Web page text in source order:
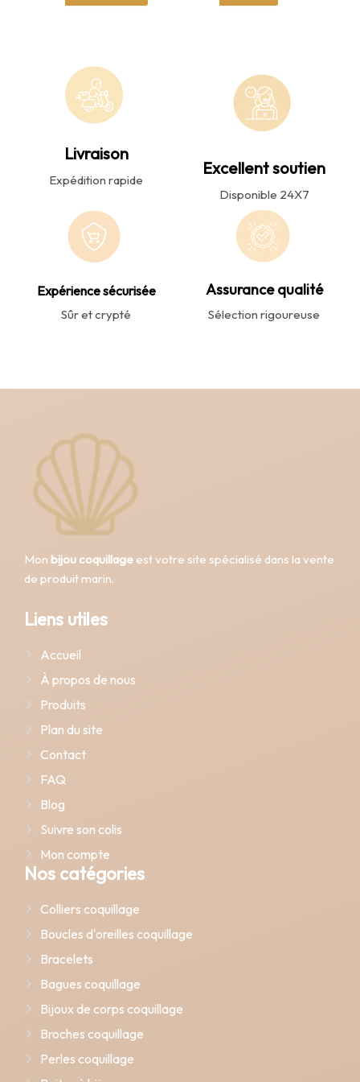
Livraison
Expédition rapide
Excellent soutien
Disponible 24X7
Expérience sécurisée
Sûr et crypté
Assurance qualité
Sélection rigoureuse
Mon bijou coquillage est votre site spécialisé dans la vente
de produit marin.
Liens utiles
Accueil
À propos de nous
Produits
Plan du site
Contact
FAQ
Blog
Suivre son colis
Mon compte
Nos catégories
Colliers coquillage
Boucles d'oreilles coquillage
Bracelets
Bagues coquillage
Bijoux de corps coquillage
Broches coquillage
Perles coquillage